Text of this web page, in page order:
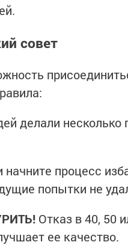
совет
делали несколько
начните процесс
попытки не
Отказ в 40, 50
ее качество.